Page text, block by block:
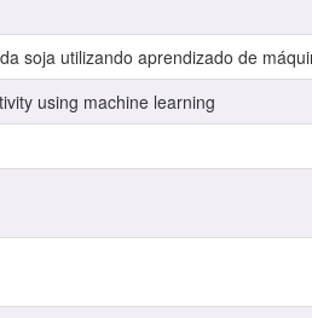
soja utilizando aprendizado de
using machine learning